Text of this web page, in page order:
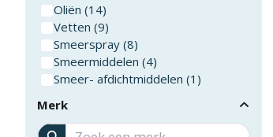
Oliën (14)
Vetten (9)
Smeerspray (8)
Smeermiddelen (4)
Smeer- afdichtmiddelen (1 )
Merk